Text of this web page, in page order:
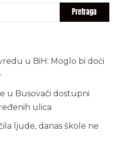
u BiH: Moglo bi doći
u Busovači dostupni
ulica
ljude, danas škole ne